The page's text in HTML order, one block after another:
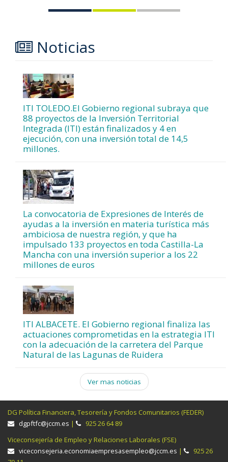
Noticias
ITI TOLEDO.El Gobierno regional subraya que
88 proyectos de la Inversión Territorial
Integrada (ITI) están finalizados y 4 en
ejecución, con una inversión total de 14,5
millones.
La convocatoria de Expresiones de Interés de
ayudas a la inversión en materia turística más
ambiciosa de nuestra región, y que ha
impulsado 133 proyectos en toda Castilla-La
Mancha con una inversión superior a los 22
millones de euros
ITI ALBACETE. El Gobierno regional finaliza las
actuaciones comprometidas en la estrategia ITI
con la adecuación de la carretera del Parque
Natural de las Lagunas de Ruidera
Ver mas noticias
DG Política Financiera, Tesorería y Fondos Comunitarios (FEDER)
dgpftfc@jccm.es |
925 26 64 89
Viceconsejería de Empleo y Relaciones Laborales (FSE)
viceconsejeria.economiaempresasempleo@jccm.es |
925 26